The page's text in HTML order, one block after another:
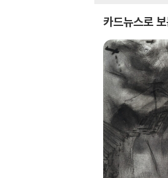
카드뉴스로